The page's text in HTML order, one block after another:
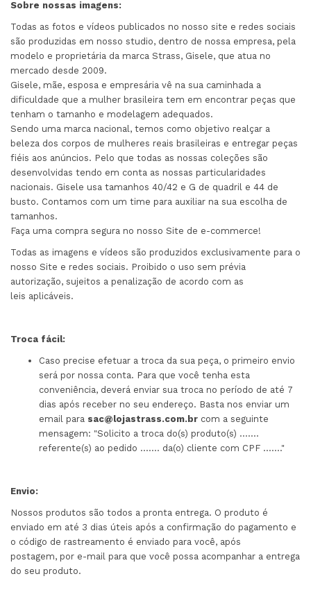
Sobre nossas imagens:
Todas as fotos e vídeos publicados no nosso site e redes sociais
são produzidas em nosso studio, dentro de nossa empresa, pela
modelo e proprietária da marca Strass, Gisele, que atua no
mercado desde 2009.
Gisele, mãe, esposa e empresária vê na sua caminhada a
dificuldade que a mulher brasileira tem em encontrar peças que
tenham o tamanho e modelagem adequados.
Sendo uma marca nacional, temos como objetivo realçar a
beleza dos corpos de mulheres reais brasileiras e entregar peças
fiéis aos anúncios. Pelo que todas as nossas coleções são
desenvolvidas tendo em conta as nossas particularidades
nacionais. Gisele usa tamanhos 40/42 e G de quadril e 44 de
busto. Contamos com um time para auxiliar na sua escolha de
tamanhos.
Faça uma compra segura no nosso Site de e-commerce!
Todas as imagens e vídeos são produzidos exclusivamente para o
nosso Site e redes sociais. Proibido o uso sem prévia
autorização, sujeitos a penalização de acordo com as
leis aplicáveis.
Troca fácil:
Caso precise efetuar a troca da sua peça, o primeiro envio
será por nossa conta. Para que você tenha esta
conveniência, deverá enviar sua troca no período de até 7
dias após receber no seu endereço. Basta nos enviar um
email para sac@lojastrass.com.br com a seguinte
mensagem: "Solicito a troca do(s) produto(s) .......
referente(s) ao pedido ....... da(o) cliente com CPF ......."
Envio:
Nossos produtos são todos a pronta entrega. O produto é
enviado em até 3 dias úteis após a confirmação do pagamento e
o código de rastreamento é enviado para você, após
postagem, por e-mail para que você possa acompanhar a entrega
do seu produto.